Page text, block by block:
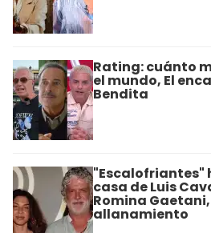
Rating: cuánto
el mundo, El
Bendita
"Escalofriantes"
casa de Luis
Romina
allanamiento